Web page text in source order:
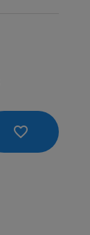
favorite_border